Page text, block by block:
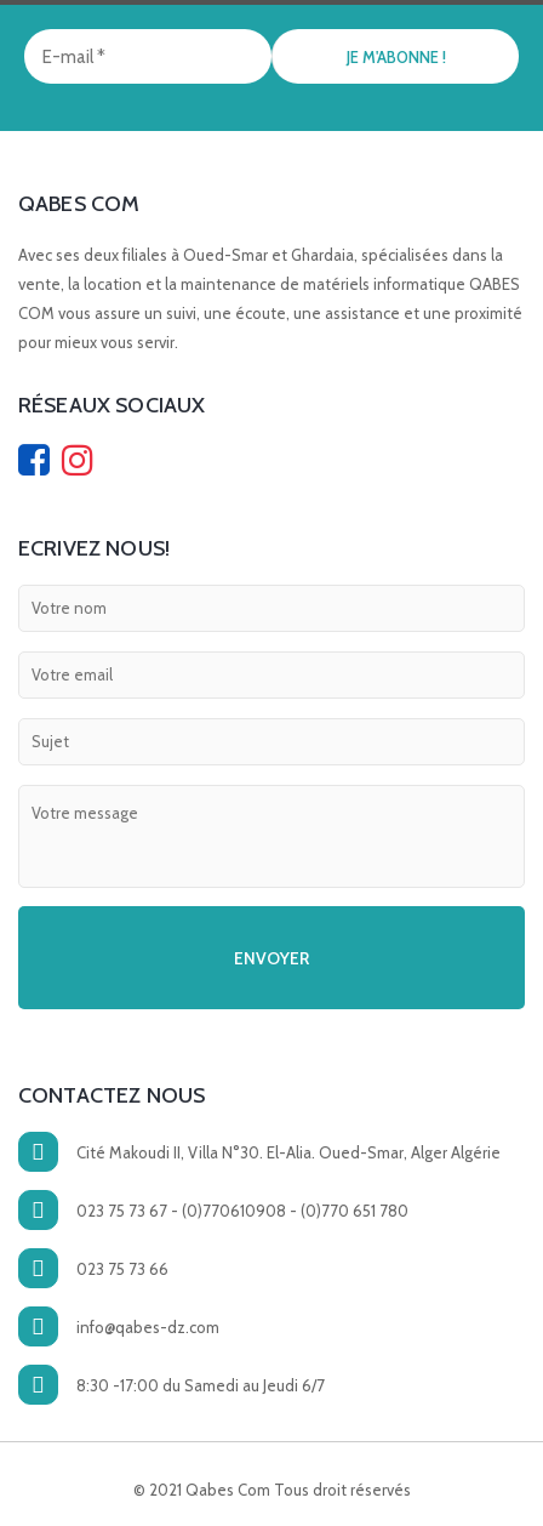
QABES COM
Avec ses deux filiales à Oued-Smar et Ghardaia, spécialisées dans la
vente, la location et la maintenance de matériels informatique QABES
COM vous assure un suivi, une écoute, une assistance et une proximité
pour mieux vous servir.
RÉSEAUX SOCIAUX
ECRIVEZ NOUS!
CONTACTEZ NOUS
Cité Makoudi II, Villa N°30. El-Alia. Oued-Smar, Alger Algérie
023 75 73 67 - (0)770610908 - (0)770 651 780
023 75 73 66
info@qabes-dz.com
8:30 -17:00 du Samedi au Jeudi 6/7
© 2021 Qabes Com Tous droit réservés